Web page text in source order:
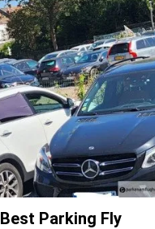
Best Parking Fly